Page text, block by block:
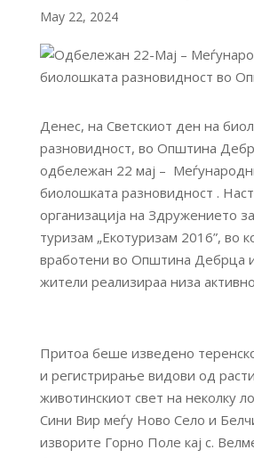
May 22, 2024
Денес, на Светскиот ден на
разновидност, во Општина
одбележан 22 мај –
биолошката разновидност .
организација на Здружението
туризам „Екотуризам 2016”, во
вработени во Општина Дебрца
жители реализираа низа
Притоа беше изведено
и регистрирање видови од
животинскиот свет на неколку
Сини Вир меѓу Ново Село и
изворите Горно Поле кај с.